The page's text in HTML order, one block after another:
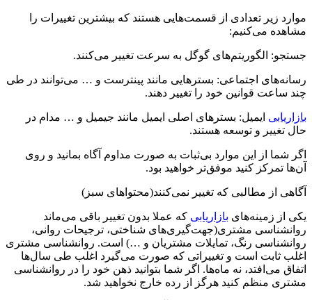
موارد زیر تعدادی از قسمت‌هایی هستند که بیشترین تغییرات را
مشاهده می‌کنیم:
جستجو: الگوریتم‌های گوگل به سرعت تغییر می‌کنند.
رسانه‌های اجتماعی: بسترهایی مانند پینترست و … می‌توانند در طی
چند ساعت قوانین خود را تغییر دهند.
بازاریابی ایمیل: بسترهای اصلی ایمیل مانند جیمیل و … مدام در
حال تغییر و توسعه هستند.
اگر شما از این موارد بی‌ثبات به صورت مداوم آگاه بمانید و روی
آن‌ها تمرکز کنید موفق‌تر خواهید بود.
آگاهی از مطالبی که تغییر نمی‌کنند(محتواهای سبز)
یکی از زمینه‌های بازاریابی که عملا بدون تغییر باقی می‌ماند
روانشناسی مشتری(جهت‌گیری‌های شناختی، ترجیحات روانی،
روانشناسی رنگ، تمایلات مشتریان و …) است. روانشناسی مشتری
اغلب ثابت است و تغییراتی که صورت می‌گیرد اغلب طی سال‌ها
اتفاق می‌افتد، نه ماه‌ها. اگر شما بتوانید ذهن خود را در روانشناسی
مشتری منظم کنید هرگز از رده خارج نخواهید شد.